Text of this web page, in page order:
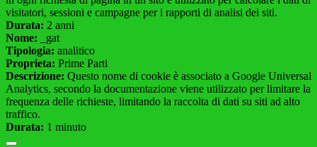
visitatori, sessioni e campagne per i rapporti di analisi dei siti.
Durata: 2 anni
Nome: _gat
Tipologia: analitico
Proprieta: Prime Parti
Descrizione: Questo nome di cookie è associato a Google Universal
Analytics, secondo la documentazione viene utilizzato per limitare la
frequenza delle richieste, limitando la raccolta di dati su siti ad alto
traffico.
Durata: 1 minuto